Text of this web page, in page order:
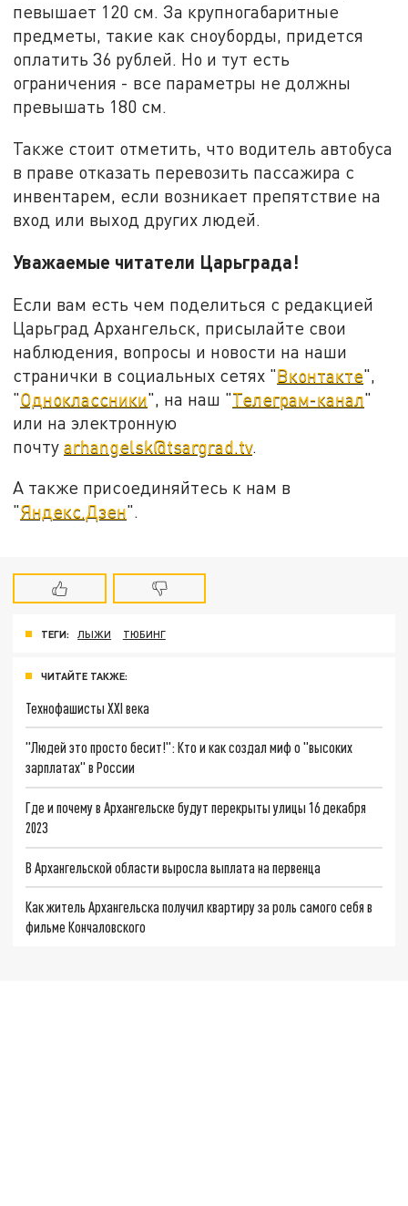
певышает 120 см. За крупногабаритные
предметы, такие как сноуборды, придется
оплатить 36 рублей. Но и тут есть
ограничения - все параметры не должны
превышать 180 см.
Также стоит отметить, что водитель автобуса
в праве отказать перевозить пассажира с
инвентарем, если возникает препятствие на
вход или выход других людей.
Уважаемые читатели Царьграда!
Если вам есть чем поделиться с редакцией
Царьград Архангельск, присылайте свои
наблюдения, вопросы и новости на наши
странички в социальных сетях "Вконтакте",
"Одноклассники", на наш "Телеграм-канал"
или на электронную
почтуarhangelsk@tsargrad.tv.
А также присоединяйтесь к нам в
"Яндекс.Дзен".
ТЕГИ: ЛЫЖИ ТЮБИНГ
ЧИТАЙТЕ ТАКЖЕ:
Технофашисты XXI века
"Людей это просто бесит!": Кто и как создал миф о "высоких
зарплатах" в России
Где и почему в Архангельске будут перекрыты улицы 16 декабря
2023
В Архангельской области выросла выплата на первенца
Как житель Архангельска получил квартиру за роль самого себя в
фильме Кончаловского